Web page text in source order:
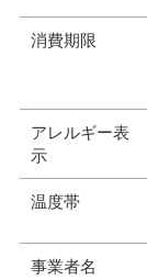
消費期限
アレルギー表
示
温度帯
事業者名